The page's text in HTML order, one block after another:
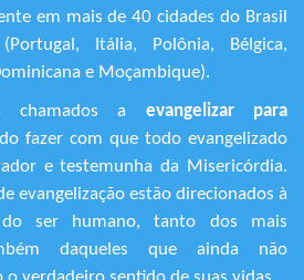
em mais de 40 cidades do Brasil
Itália, Polônia, Bélgica,
e Moçambique).
chamados a evangelizar para
fazer com que todo evangelizado
e testemunha da Misericórdia.
evangelização estão direcionados à
do ser humano, tanto dos mais
daqueles que ainda não